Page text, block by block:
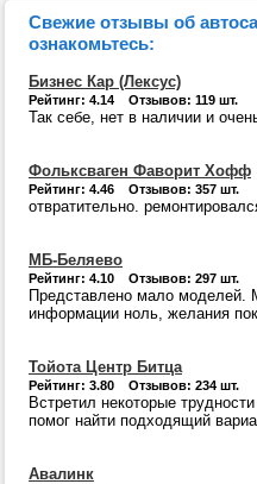
Свежие отзывы об
ознакомьтесь:
Бизнес Кар (Лексус)
Рейтинг: 4.14 Отзывов: 119 шт.
Так себе, нет в наличии и
Фольксваген Фаворит Хофф
Рейтинг: 4.46 Отзывов: 357 шт.
отвратительно.
МБ-Беляево
Рейтинг: 4.10 Отзывов: 297 шт.
Представлено мало моделей.
информации ноль, желания
Тойота Центр Битца
Рейтинг: 3.80 Отзывов: 234 шт.
Встретил некоторые
помог найти подходящий
Авалинк